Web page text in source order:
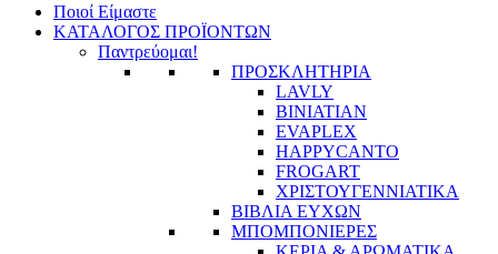
Ποιοί Είμαστε
ΚΑΤΑΛΟΓΟΣ ΠΡΟΪΟΝΤΩΝ
Παντρεύομαι!
ΠΡΟΣΚΛΗΤΗΡΙΑ
LAVLY
BINIATIAN
EVAPLEX
HAPPYCANTO
FROGART
ΧΡΙΣΤΟΥΓΕΝΝΙΑΤΙΚΑ
ΒΙΒΛΙΑ ΕΥΧΩΝ
ΜΠΟΜΠΟΝΙΕΡΕΣ